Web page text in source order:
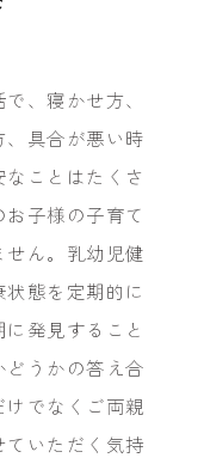
、寝かせ方、
具合が悪い時
ことはたくさ
子様の子育て
ん。乳幼児健
態を定期的に
発見すること
うかの答え合
でなくご両親
いただく気持